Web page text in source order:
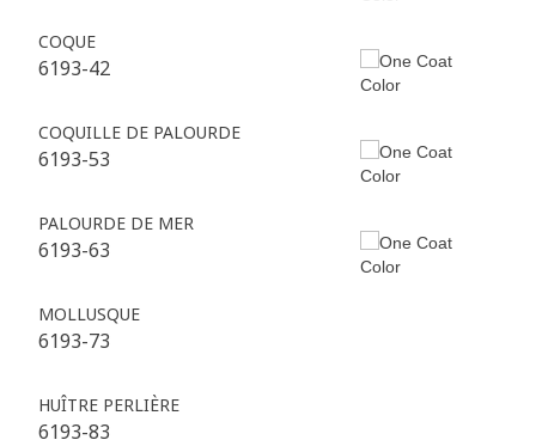
COQUE
6193-42
COQUILLE DE PALOURDE
6193-53
PALOURDE DE MER
6193-63
MOLLUSQUE
6193-73
HUÎTRE PERLIÈRE
6193-83